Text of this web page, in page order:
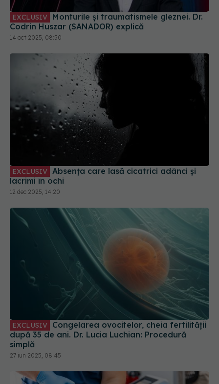
EXCLUSIV
Absența care lasă cicatrici adânci și
lacrimi în ochi
EXCLUSIV
după 35 de ani. Dr. Lucia Luchian: Procedură
27 iun 2025, 08:45